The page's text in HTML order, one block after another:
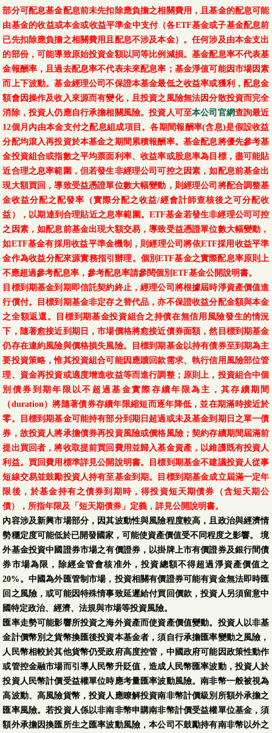
部分可配息基金配息前未先扣除應負擔之相關費用，且基金的配息可能
由基金的收益或本金或收益平準金中支付（各ETF基金或子基金配息前
已先扣除應負擔之相關費用且配息不涉及本金）。任何涉及由本金支出
的部份，可能導致原始投資金額以同等比例減損。基金配息率不代表基
金報酬率，且過去配息率不代表未來配息率；基金淨值可能因市場因素
而上下波動。基金經理公司不保證本基金最低之收益率或獲利，配息金
額會因操作及收入來源而有變化，且投資之風險無法因分散投資而完全
消除，投資人仍應自行承擔相關風險。投資人可至本公司官網查詢最近
12個月內由本金支付之配息組成項目。各期間報酬率(含息)是假設收益
分配均滾入再投資於本基金之期間累積報酬率。基金配息將優先參考基
金投資組合或指數之平均票面利率、收益率或股息率為目標，盡可能貼
近合理之息率範圍，但若發生非經理公司可控之因素，如配息前基金出
現大額買回，導致受益憑證單位數大幅變動，則經理公司將配合調整基
金收益分配之配發率（實際分配之收益/經會計師查核後之可分配收
益），以期達到合理貼近之息率範圍。ETF基金若發生非經理公司可控
之因素，如配息前基金出現大額交易，導致受益憑證單位數大幅變動，
如ETF基金有採用收益平準金機制，則經理公司將依ETF採用收益平準
金作為收益分配來源實務指引辦理。個別ETF基金之實際配息率原則上
不應超過參考配息率，參考配息率請參閱個別ETF基金公開說明書。
目標到期基金到期即信託契約終止，經理公司將根據屆時淨資產價值進
行償付。目標到期基金非定存之替代品，亦不保證收益分配金額與本金
之全額返還。目標到期基金投資組合之持債在無信用風險發生的情況
下，隨著愈接近到期日，市場價格將愈接近債券面額，然目標到期基金
仍存在違約風險與價格損失風險。目標到期基金以持有債券至到期為主
要投資策略，惟其投資組合可能因應贖回款需求、執行信用風險部位管
理、資金再投資或適度增進收益等而進行調整；原則上，投資組合中個
別債券到期年限以不超過基金實際存續年限為主，其存續期間
（duration）將隨著債券存續年限縮短而逐年降低，並在期滿時接近於
零。目標到期基金可能持有部分到期日超過或未及基金到期日之單一債
券，故投資人將承擔債券再投資風險或價格風險；契約存續期間屆滿前
提出買回者，將收取提前買回費用並歸入基金資產，以維護既有投資人
利益。買回費用標準詳見公開說明書。目標到期基金不建議投資人從事
短線交易並鼓勵投資人持有至基金到期。目標到期基金成立屆滿一定年
限後，於基金持有之債券到期時，得投資短天期債券（含短天期公
債），所指年限及「短天期債券」定義，詳見公開說明書。
內容涉及新興市場部分，因其波動性與風險程度較高，且政治與經濟情
勢穩定度可能低於已開發國家，可能使資產價值受不同程度之影響。 境
外基金投資中國證券市場之有價證券，以掛牌上市有價證券及銀行間債
券市場為限，除經金管會核准外，投資總額不得超過淨資產價值之
20%。中國為外匯管制市場，投資相關有價證券可能有資金無法即時匯
回之風險，或可能因特殊情事致延遲給付買回價款，投資人另須留意中
國特定政治、經濟、法規與巿場等投資風險。
匯率走勢可能影響所投資之海外資產而使資產價值變動。投資人以非基
金計價幣別之貨幣換匯後投資本基金者，須自行承擔匯率變動之風險，
人民幣相較於其他貨幣仍受政府高度控管，中國政府可能因政策性動作
或管控金融市場而引導人民幣升貶值，造成人民幣匯率波動，投資人於
投資人民幣計價受益權單位時應考量匯率波動風險。南非幣一般被視為
高波動、高風險貨幣，投資人應瞭解投資南非幣計價級別所額外承擔之
匯率風險。若投資人係以非南非幣申購南非幣計價受益權單位基金，須
額外承擔因換匯所生之匯率波動風險，本公司不鼓勵持有南非幣以外之